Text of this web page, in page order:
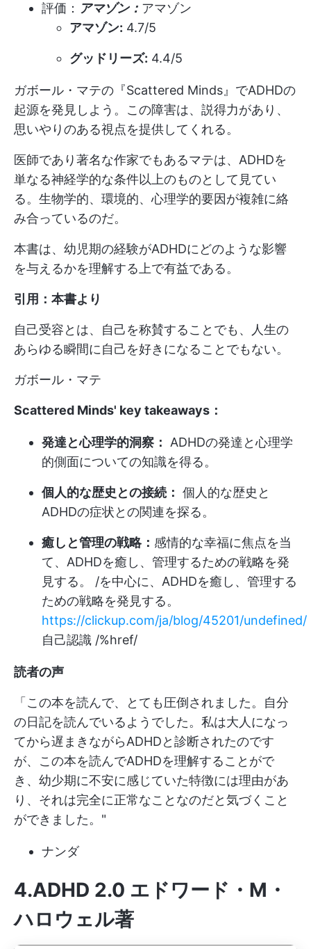
評価： アマゾン： アマゾン
アマゾン: 4.7/5
グッドリーズ: 4.4/5
ガボール・マテの『Scattered Minds』でADHDの
起源を発見しよう。この障害は、説得力があり、
思いやりのある視点を提供してくれる。
医師であり著名な作家でもあるマテは、ADHDを
単なる神経学的な条件以上のものとして見てい
る。生物学的、環境的、心理学的要因が複雑に絡
み合っているのだ。
本書は、幼児期の経験がADHDにどのような影響
を与えるかを理解する上で有益である。
引用：本書より
自己受容とは、自己を称賛することでも、人生の
あらゆる瞬間に自己を好きになることでもない。
ガボール・マテ
Scattered Minds' key takeaways：
発達と心理学的洞察：
ADHDの発達と心理学
的側面についての知識を得る。
個人的な歴史との接続： 個人的な歴史と
ADHDの症状との関連を探る。
癒しと管理の戦略： 感情的な幸福に焦点を当
て、ADHDを癒し、管理するための戦略を発
見する。 /を中心に、ADHDを癒し、管理する
ための戦略を発見する。
https://clickup.com/ja/blog/45201/undefined/
自己認識 /%href/
読者の声
「この本を読んで、とても圧倒されました。自分
の日記を読んでいるようでした。私は大人になっ
てから遅まきながらADHDと診断されたのです
が、この本を読んでADHDを理解することがで
き、幼少期に不安に感じていた特徴には理由があ
り、それは完全に正常なことなのだと気づくこと
ができました。"
ナンダ
4.ADHD 2.0 エドワード・M・
ハロウェル著